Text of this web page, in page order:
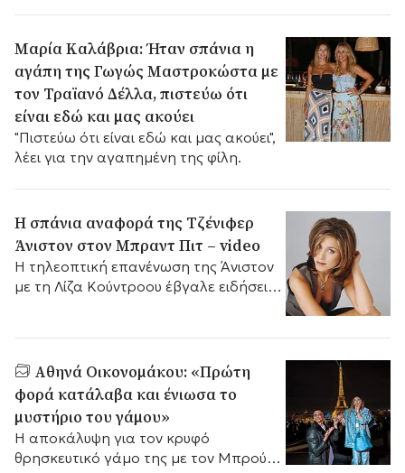
Πίτερ Ντίνκλατζ.
Μαρία Καλάβρια: Ήταν σπάνια η
αγάπη της Γωγώς Μαστροκώστα με
τον Τραϊανό Δέλλα, πιστεύω ότι
είναι εδώ και μας ακούει
"Πιστεύω ότι είναι εδώ και μας ακούει",
λέει για την αγαπημένη της φίλη.
Η σπάνια αναφορά της Τζένιφερ
Άνιστον στον Μπραντ Πιτ – video
Η τηλεοπτική επανένωση της Άνιστον
με τη Λίζα Κούντροου έβγαλε ειδήσεις,
Αθηνά Οικονομάκου: «Πρώτη
φορά κατάλαβα και ένιωσα το
μυστήριο του γάμου»
Η αποκάλυψη για τον κρυφό
θρησκευτικό γάμο της με τον Μπρούνο